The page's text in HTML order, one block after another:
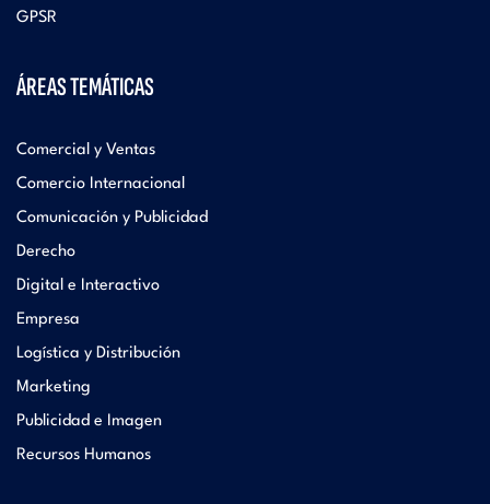
GPSR
ÁREAS TEMÁTICAS
Comercial y Ventas
Comercio Internacional
Comunicación y Publicidad
Derecho
Digital e Interactivo
Empresa
Logística y Distribución
Marketing
Publicidad e Imagen
Recursos Humanos